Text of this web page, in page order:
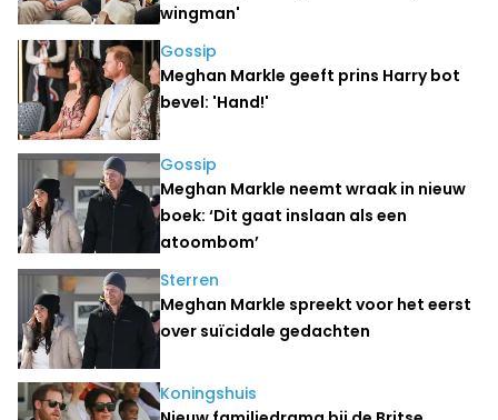
wingman'
Gossip
Meghan Markle geeft prins Harry bot
bevel: 'Hand!'
Gossip
Meghan Markle neemt wraak in nieuw
boek: ‘Dit gaat inslaan als een
atoombom’
Sterren
Meghan Markle spreekt voor het eerst
over suïcidale gedachten
Koningshuis